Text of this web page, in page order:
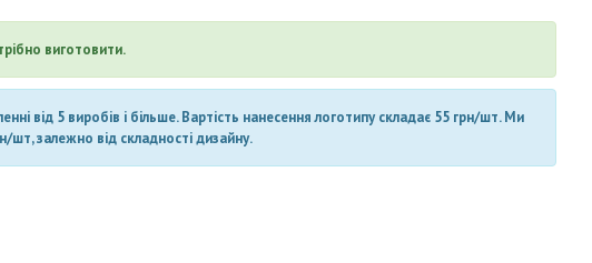
виготовити.
від 5 виробів і більше. Вартість нанесення логотипу складає 55 грн/шт. Ми
шт, залежно від складності дизайну.